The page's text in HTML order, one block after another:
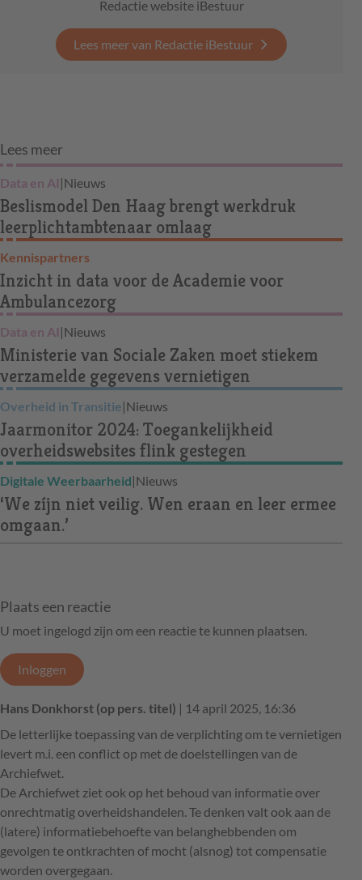
Redactie website iBestuur
Lees meer van Redactie iBestuur
Lees meer
Data en AI |Nieuws
Beslismodel Den Haag brengt werkdruk
leerplichtambtenaar omlaag
Kennispartners
Inzicht in data voor de Academie voor
Ambulancezorg
Data en AI |Nieuws
Ministerie van Sociale Zaken moet stiekem
verzamelde gegevens vernietigen
Overheid in Transitie|Nieuws
Jaarmonitor 2024: Toegankelijkheid
overheidswebsites flink gestegen
Digitale Weerbaarheid|Nieuws
‘We zíjn niet veilig. Wen eraan en leer ermee
omgaan.’
Plaats een reactie
U moet ingelogd zijn om een reactie te kunnen plaatsen.
Inloggen
Hans Donkhorst (op pers. titel) | 14 april 2025, 16:36
De letterlijke toepassing van de verplichting om te vernietigen
levert m.i. een conflict op met de doelstellingen van de
Archiefwet.
De Archiefwet ziet ook op het behoud van informatie over
onrechtmatig overheidshandelen. Te denken valt ook aan de
(latere) informatiebehoefte van belanghebbenden om
gevolgen te ontkrachten of mocht (alsnog) tot compensatie
worden overgegaan.